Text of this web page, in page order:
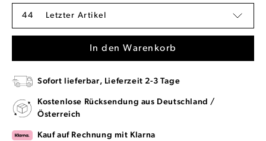
44 Letzter Artikel
In den Warenkorb
Sofort lieferbar, Lieferzeit 2-3 Tage
Kostenlose Rücksendung aus Deutschland /
Österreich
Kauf auf Rechnung mit Klarna